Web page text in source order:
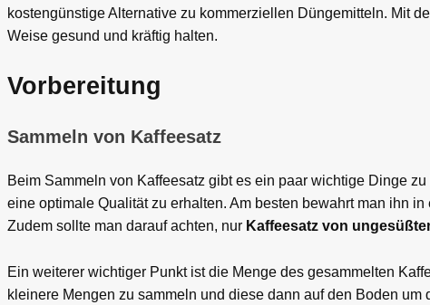
kostengünstige Alternative zu kommerziellen Düngemitteln. Mit
Weise gesund und kräftig halten.
Vorbereitung
Sammeln von Kaffeesatz
Beim Sammeln von Kaffeesatz gibt es ein paar wichtige Dinge
eine optimale Qualität zu erhalten. Am besten bewahrt man ihn
Zudem sollte man darauf achten, nur Kaffeesatz von
Ein weiterer wichtiger Punkt ist die Menge des gesammelten
kleinere Mengen zu sammeln und diese dann auf den Boden